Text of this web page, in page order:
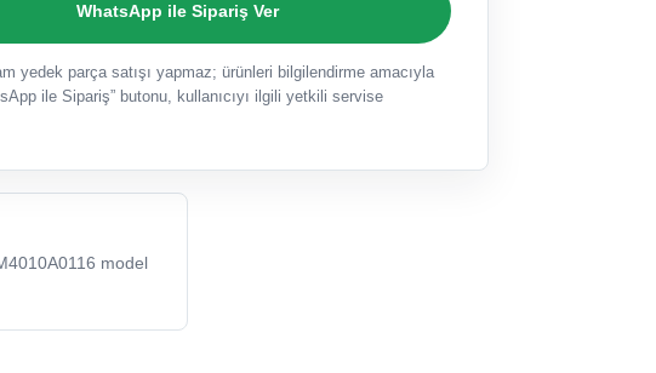
WhatsApp ile Sipariş Ver
yedek parça satışı yapmaz; ürünleri bilgilendirme amacıyla
ile Sipariş” butonu, kullanıcıyı ilgili yetkili servise
model